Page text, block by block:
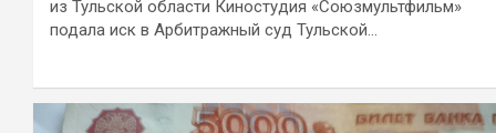
из Тульской области Киностудия «Союзмультфильм»
подала иск в Арбитражный суд Тульской…